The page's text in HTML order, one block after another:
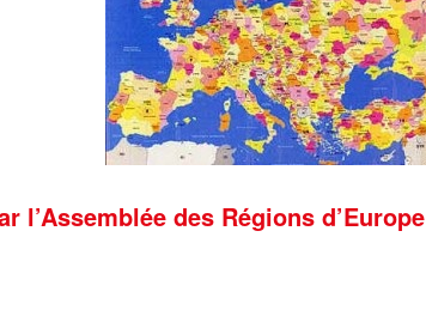
l’Assemblée des Régions d’Europe